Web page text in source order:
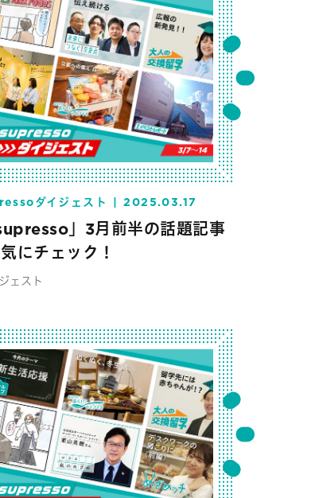
ダイジェスト 2025.03.17
」3月前半の話題記事
にチェック！
ェスト